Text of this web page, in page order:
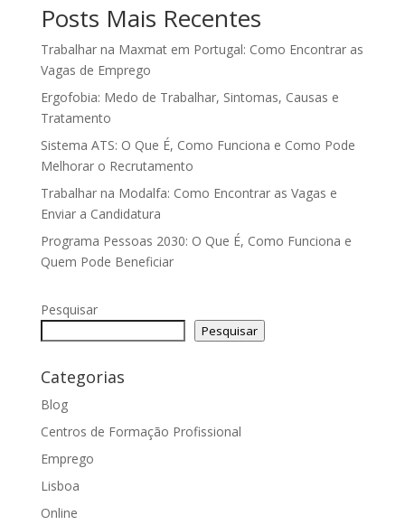
Posts Mais Recentes
Trabalhar na Maxmat em Portugal: Como Encontrar as
Vagas de Emprego
Ergofobia: Medo de Trabalhar, Sintomas, Causas e
Tratamento
Sistema ATS: O Que É, Como Funciona e Como Pode
Melhorar o Recrutamento
Trabalhar na Modalfa: Como Encontrar as Vagas e
Enviar a Candidatura
Programa Pessoas 2030: O Que É, Como Funciona e
Quem Pode Beneficiar
Pesquisar
Pesquisar
Categorias
Blog
Centros de Formação Profissional
Emprego
Lisboa
Online